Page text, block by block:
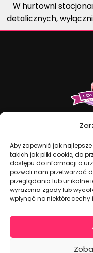
Aby zapewnić jak
takich jak pliki cookie, do
dostępu do informacji o
pozwoli nam przetwarzać
przeglądania lub unikalne
wyrażenia zgody lub
wpłynąć na niektóre cechy
W hurtowni
detalicznych,
Dekoracje na
KONTAKT I DANE
+48 511 246 275
ul. Modularna 12,
Pon.-Pt.: 07:00 -
NIP: PL7970009100